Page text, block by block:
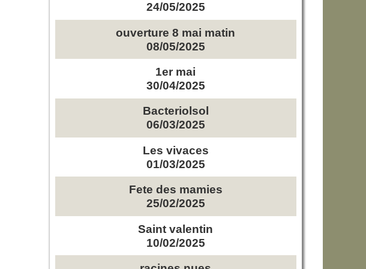
24/05/2025
ouverture 8 mai matin
08/05/2025
1er mai
30/04/2025
Bacteriolsol
06/03/2025
Les vivaces
01/03/2025
Fete des mamies
25/02/2025
Saint valentin
10/02/2025